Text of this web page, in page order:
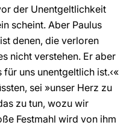
der Unentgeltlichkeit
scheint. Aber Paulus
denen, die verloren
nicht verstehen. Er aber
uns unentgeltlich ist.‹«
sei »unser Herz zu
zu tun, wozu wir
Festmahl wird von ihm